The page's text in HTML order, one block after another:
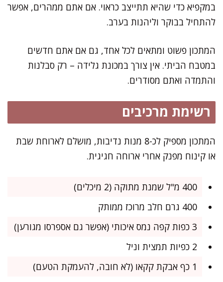
במקפיא כדי שהיא תתייצב כראוי. אם אתם ממהרים, אפשר
להתחיל בבוקר וליהנות בערב.
המתכון פשוט ומתאים לכל אחד, גם אם אתם חדשים
במטבח הביתי. אין צורך במכונת גלידה – רק סבלנות
והתמדה ואתם מסודרים.
רשימת מרכיבים
המתכון מספיק לכ-8 מנות נדיבות, מושלם לארוחת שבת
או קינוח מפנק אחרי ארוחה חגיגית.
400 מ"ל שמנת מתוקה (2 מיכלים)
400 גרם חלב מרוכז ממותק
3 כפות קפה נמס איכותי (אפשר גם אספרסו מגורען)
2 כפיות תמצית וניל
1 כף אבקת קקאו (לא חובה, להעמקת הטעם)